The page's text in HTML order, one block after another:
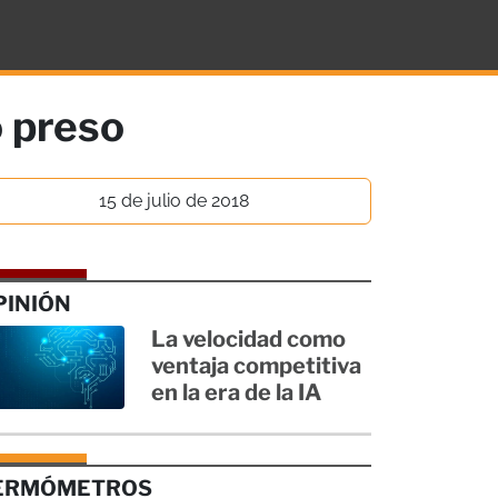
preso
15 de julio de 2018
La velocidad como
ventaja competitiva
en la era de la IA